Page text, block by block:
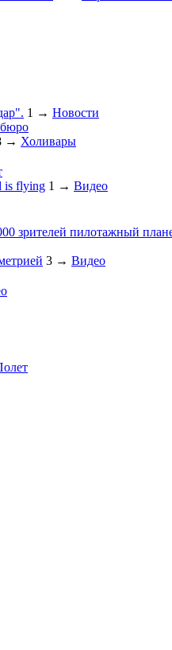
1 → Новости
бюро
→ Холивары
is flying 1 → Видео
зрителей пилотажный
3 → Видео